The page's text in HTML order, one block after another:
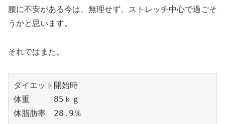
腰に不安がある今は、無理せず、ストレッチ中心で過ごそ
うかと思います。
それではまた。
ダイエット開始時
体重　　　85ｋｇ
体脂肪率　28.9％